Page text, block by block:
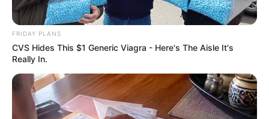
BRAINBERRIES
FRIDAY PLANS
CVS Hides This $1 Generic Viagra - Here's The Aisle It's
Really In.